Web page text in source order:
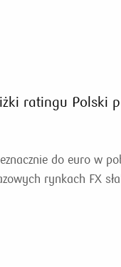
ratingu Polski
do euro w
rynkach FX